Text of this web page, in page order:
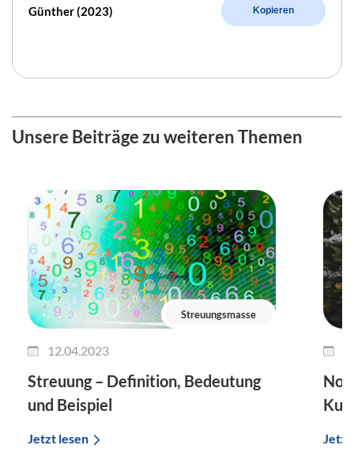
Günther (2023) Kopieren
Unsere Beiträge zu weiteren Themen
Streuungsmasse
12.04.2023
Streuung – Definition, Bedeutung
und Beispiel
Jetzt lesen Jetzt